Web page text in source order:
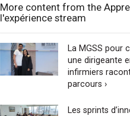
More content from the
l'expérience stream
La MGSS pour
une dirigeante
infirmiers
parcours ›
Les sprints